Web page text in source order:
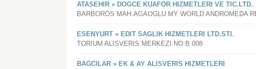
ATASEHIR » DOGCE KUAFOR HIZMETLERI VE TIC.LTD.
BARBOROS MAH.AGAOGLU MY WORLD ANDROMEDA
ESENYURT » EDIT SAGLIK HIZMETLERI LTD.STI.
TORIUM ALISVERIS MERKEZI NO:B 008
BAGCILAR » EK & AY ALISVERIS HIZMETLERI